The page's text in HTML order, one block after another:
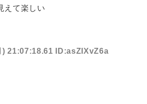
えて楽しい
) 21:07:18.61 ID:asZIXvZ6a